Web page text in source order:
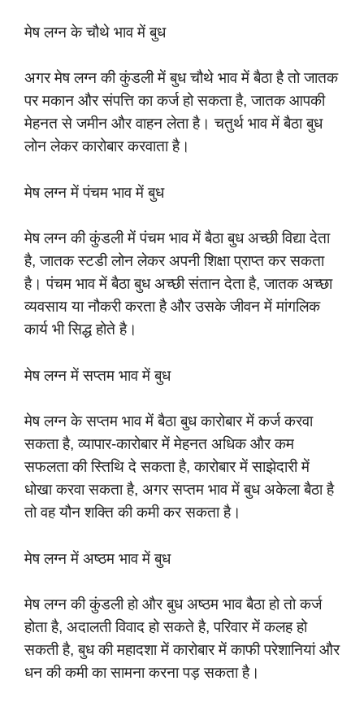
मेष लग्न के चौथे भाव में बुध
अगर मेष लग्न की कुंडली में बुध चौथे भाव में बैठा है तो जातक
पर मकान और संपत्ति का कर्ज हो सकता है, जातक आपकी
मेहनत से जमीन और वाहन लेता है। चतुर्थ भाव में बैठा बुध
लोन लेकर कारोबार करवाता है।
मेष लग्न में पंचम भाव में बुध
मेष लग्न की कुंडली में पंचम भाव में बैठा बुध अच्छी विद्या देता
है, जातक स्टडी लोन लेकर अपनी शिक्षा प्राप्त कर सकता
है। पंचम भाव में बैठा बुध अच्छी संतान देता है, जातक अच्छा
व्यवसाय या नौकरी करता है और उसके जीवन में मांगलिक
कार्य भी सिद्ध होते है।
मेष लग्न में सप्तम भाव में बुध
मेष लग्न के सप्तम भाव में बैठा बुध कारोबार में कर्ज करवा
सकता है, व्यापार-कारोबार में मेहनत अधिक और कम
सफलता की स्तिथि दे सकता है, कारोबार में साझेदारी में
धोखा करवा सकता है, अगर सप्तम भाव में बुध अकेला बैठा है
तो वह यौन शक्ति की कमी कर सकता है।
मेष लग्न में अष्ठम भाव में बुध
मेष लग्न की कुंडली हो और बुध अष्ठम भाव बैठा हो तो कर्ज
होता है, अदालती विवाद हो सकते है, परिवार में कलह हो
सकती है, बुध की महादशा में कारोबार में काफी परेशानियां और
धन की कमी का सामना करना पड़ सकता है।